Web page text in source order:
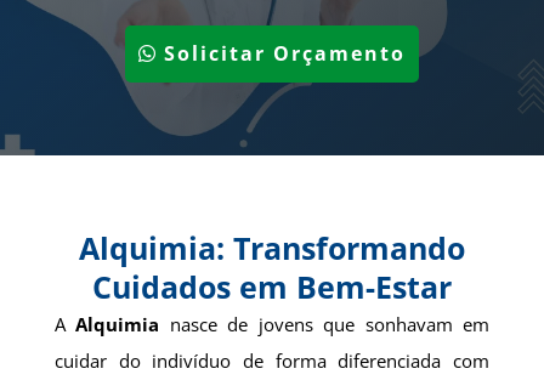
Solicitar Orçamento
Alquimia: Transformando
Cuidados em Bem-Estar
AAlquimia nasce de jovens que sonhavam em
cuidar do indivíduo de forma diferenciada com